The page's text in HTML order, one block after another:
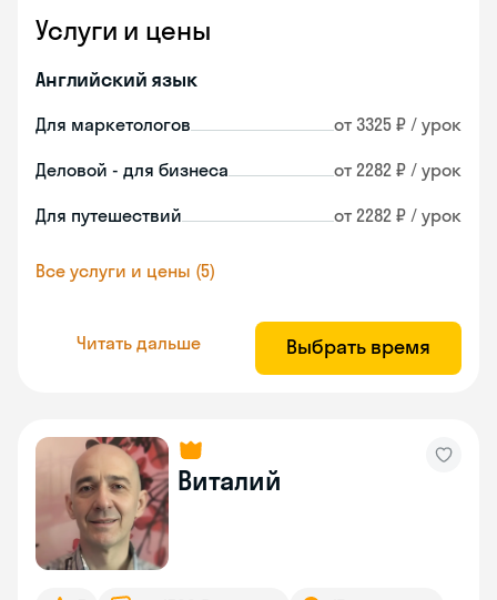
Услуги и цены
Английский язык
Для маркетологов от 3325 ₽ / урок
Деловой - для бизнеса от 2282 ₽ / урок
Для путешествий от 2282 ₽ / урок
Все услуги и цены (5)
Читать дальше Выбрать время
Виталий